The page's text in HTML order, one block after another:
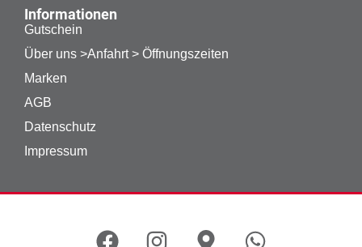
Informationen
Gutschein
Über uns >Anfahrt > Öffnungszeiten
Marken
AGB
Datenschutz
Impressum